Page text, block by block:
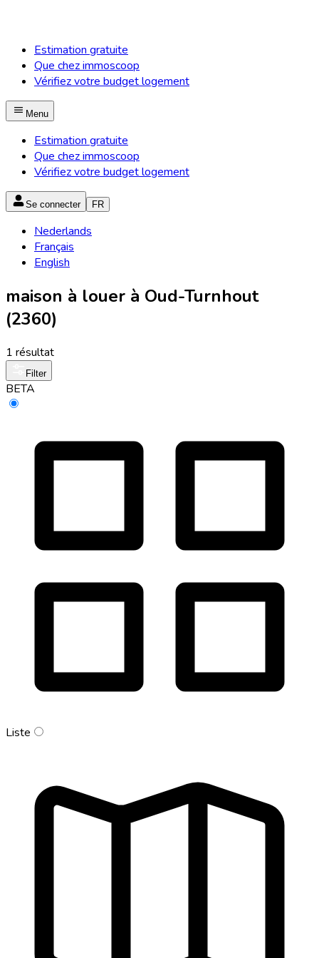
Estimation gratuite
Que chez immoscoop
Vérifiez votre budget logement
Menu
Estimation gratuite
Que chez immoscoop
Vérifiez votre budget logement
Se connecter FR
Nederlands
Français
English
maison à louer à Oud-Turnhout
(2360)
1 résultat
Filter
BETA
Liste